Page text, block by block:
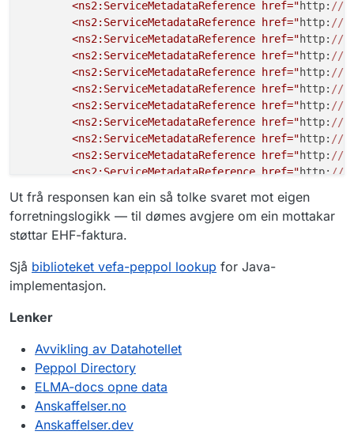
"scheme": "busdox-docid-qns",
"value":
},
{
"scheme": "busdox-docid-qns",
"value":
},
{
"scheme": "busdox-docid-qns",
"value":
} ,
{
"scheme" : "busdox-docid-qns",
}
"scheme": "busdox-docid-qns"
"scheme"
},
{
        <ns2:ServiceMetadataReference href="
http: //
        <ns2:ServiceMetadataReference href="
http: //
        <ns2:ServiceMetadataReference href="
http: //
        <ns2:ServiceMetadataReference href="
http: //
        <ns2:ServiceMetadataReference href="
http: //
        <ns2:ServiceMetadataReference href="
http: //
        <ns2:ServiceMetadataReference href="
http: //
        <ns2:ServiceMetadataReference href="
http: //
        <ns2:ServiceMetadataReference href="
http: //
        <ns2:ServiceMetadataReference href="
http: //
        <ns2:ServiceMetadataReference href="
http: //
        <ns2:ServiceMetadataReference href="
        <ns2:ServiceMetadataReference href="
http:
        <ns2:ServiceMetadataReference href="
http://
        <ns2:ServiceMetadataReference href="
Ut frå responsen kan ein så tolke svaret mot eigen
forretningslogikk — til dømes avgjere om ein mottakar
støttar EHF-faktura.
Sjå biblioteket vefa-peppol lookup for Java-
implementasjon.
Lenker
Avvikling av Datahotellet
Peppol Directory
ELMA-docs opne data
Anskaffelser.no
Anskaffelser.dev